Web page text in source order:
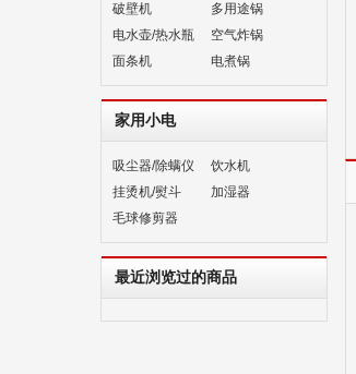
破壁机
多用途锅
电水壶/热水瓶
空气炸锅
面条机
电煮锅
家用小电
吸尘器/除螨仪
饮水机
挂烫机/熨斗
加湿器
毛球修剪器
最近浏览过的商品